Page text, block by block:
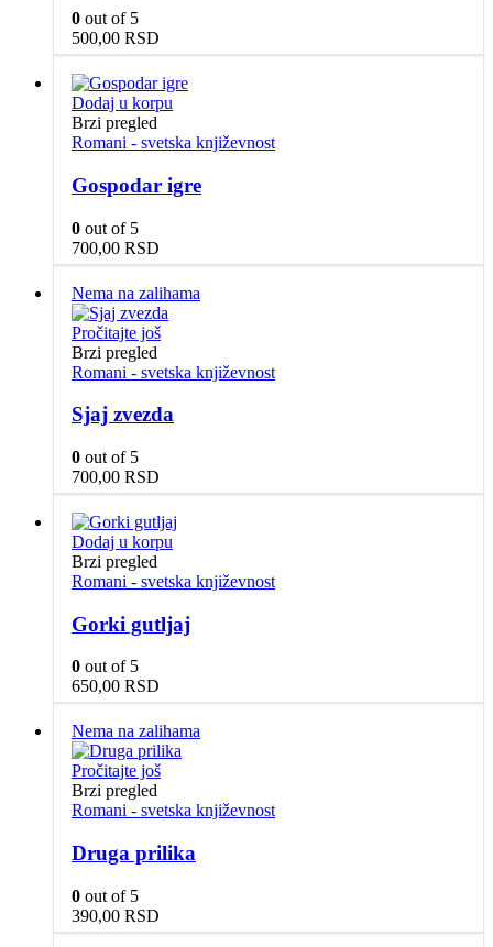
0 out of 5
500,00 RSD
Dodaj u korpu
Brzi pregled
Romani - svetska književnost
Gospodar igre
0 out of 5
700,00 RSD
Nema na zalihama
Pročitajte još
Brzi pregled
Romani - svetska književnost
Sjaj zvezda
0 out of 5
700,00 RSD
Dodaj u korpu
Brzi pregled
Romani - svetska književnost
Gorki gutljaj
0 out of 5
650,00 RSD
Nema na zalihama
Pročitajte još
Brzi pregled
Romani - svetska književnost
Druga prilika
0 out of 5
390,00 RSD